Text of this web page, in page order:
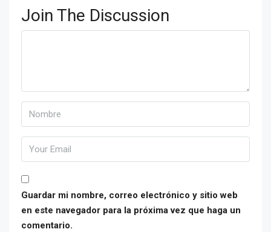
Join The Discussion
Guardar mi nombre, correo electrónico y sitio web
en este navegador para la próxima vez que haga un
comentario.